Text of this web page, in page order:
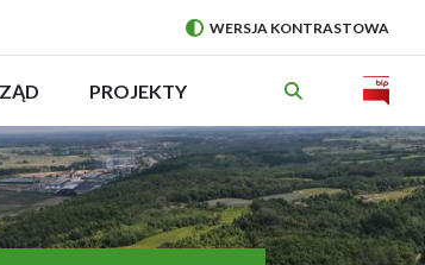
PRZEŁĄCZ
NA:
WERSJA KONTRASTOWA
ROZWIŃ
PROJEKTY
Will
open
in
new